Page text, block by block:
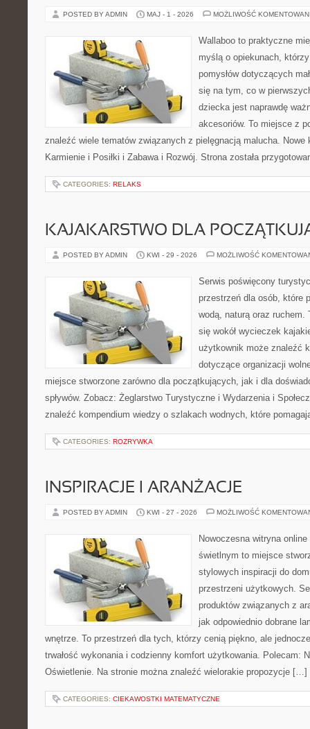
POSTED BY ADMIN MAJ - 1 - 2026 MOŻLIWOŚĆ
Wallaboo to praktyczne
myślą o opiekunach,
pomysłów dotyczących
się na tym, co w
dziecka jest naprawdę
akcesoriów. To miejsce z
znaleźć wiele tematów związanych z pielęgnacją malucha. Nowe
Karmienie i Posiłki i Zabawa i Rozwój. Strona została
CATEGORIES: RELAKS
KAJAKARSTWO DLA
POSTED BY ADMIN KWI - 29 - 2026 MOŻLIWOŚĆ
Serwis poświęcony
przestrzeń dla osób, które
wodą, naturą oraz ruchem.
się wokół wycieczek
użytkownik może znaleźć
dotyczące organizacji
miejsce stworzone zarówno dla początkujących, jak i dla
spływów. Zobacz: Żeglarstwo Turystyczne i Wydarzenia i
znaleźć kompendium wiedzy o szlakach wodnych, które
CATEGORIES: ROZRYWKA
INSPIRACJE I ARANŻACJE
POSTED BY ADMIN KWI - 27 - 2026 MOŻLIWOŚĆ
Nowoczesna witryna
świetlnym to miejsce
stylowych inspiracji do
przestrzeni użytkowych.
produktów związanych z
jak odpowiednio dobrane
wnętrze. To przestrzeń dla tych, którzy cenią piękno, ale
trwałość wykonania i codzienny komfort użytkowania. Polecam:
Oświetlenie. Na stronie można znaleźć wielorakie propozycje […]
CATEGORIES: CIEKAWOSTKI MATEMATYCZNE